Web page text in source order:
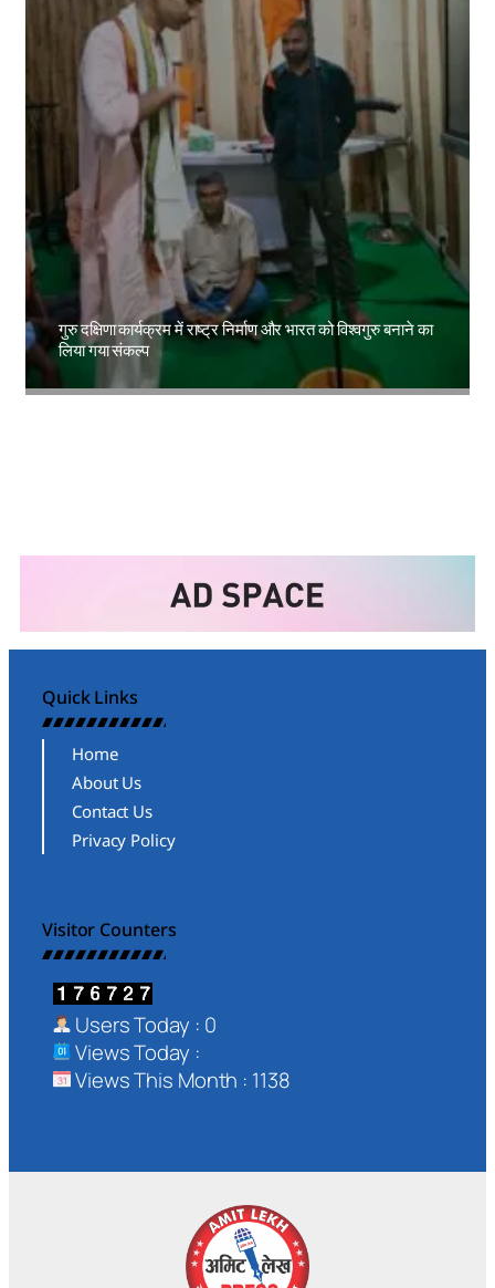
गुरु दक्षिणा कार्यक्रम में राष्ट्र निर्माण और भारत को विश्वगुरु बनाने का
लिया गया संकल्प
Quick Links
Home
About Us
Contact Us
Privacy Policy
Visitor Counters
Users Today : 0
Views Today :
Views This Month : 1138